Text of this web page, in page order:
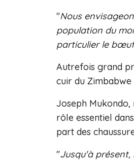
"Nous
population du
particulier le
Autrefois grand
cuir du Zimbabwe
Joseph
rôle essentiel
part des
"Jusqu'à